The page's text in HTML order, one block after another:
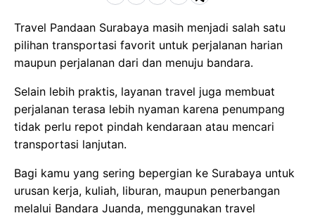
Travel Pandaan Surabaya masih menjadi salah satu
pilihan transportasi favorit untuk perjalanan harian
maupun perjalanan dari dan menuju bandara.
Selain lebih praktis, layanan travel juga membuat
perjalanan terasa lebih nyaman karena penumpang
tidak perlu repot pindah kendaraan atau mencari
transportasi lanjutan.
Bagi kamu yang sering bepergian ke Surabaya untuk
urusan kerja, kuliah, liburan, maupun penerbangan
melalui Bandara Juanda, menggunakan travel